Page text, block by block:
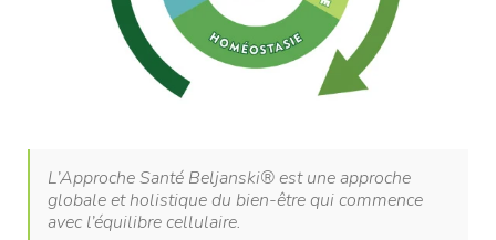
L’Approche Santé Beljanski® est une approche
globale et holistique du bien-être qui commence
avec l’équilibre cellulaire.